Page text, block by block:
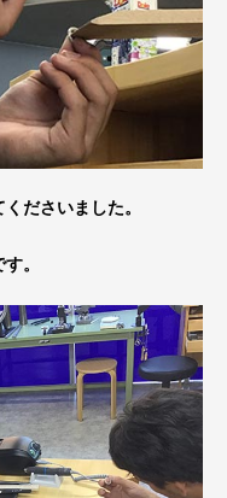
ださいました。
。